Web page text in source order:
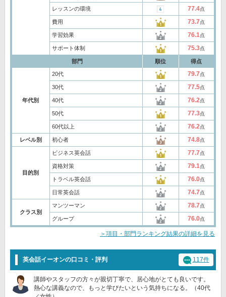
レッスンの環境 77.4点
費用 73.7点
学習効果 76.1点
サポート体制 75.3点
部門 順位 得点
年代別
20代 79.7点
30代 77.5点
40代 76.2点
50代 77.3点
60代以上 76.2点
レベル別 初心者 74.8点
目的別
ビジネス英会話 77.7点
資格対策 79.1点
トラベル英会話 76.0点
日常英会話 74.7点
クラス別
マンツーマン 78.7点
グループ 76.0点
＞項目・部門ランキング結果の詳細を見る
英会話イーオンの口コミ・評判 117件
講師やスタッフの方々が親切丁寧で、居心地がとても良いです。
熱心な講義なので、もっと学びたいという気持ちになる。（40代